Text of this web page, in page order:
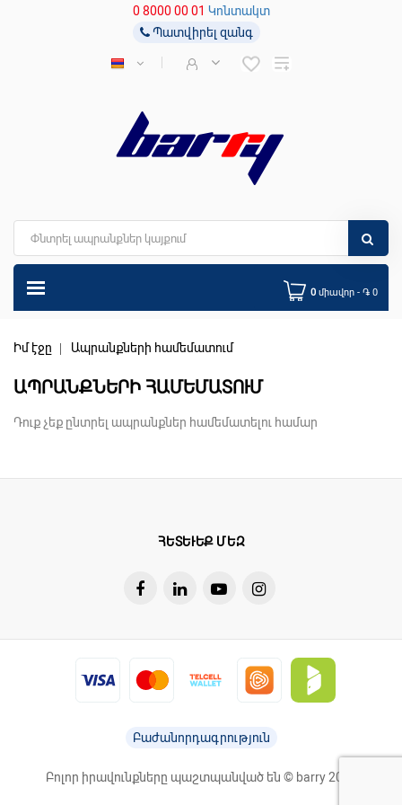
0 8000 00 01 Կոնտակտ
Պատվիրել զանգ
0 միավոր - ֏ 0
Իմ էջը Ապրանքների համեմատում
ԱՊՐԱՆՔՆԵՐԻ ՀԱՄԵՄԱՏՈՒՄ
Դուք չեք ընտրել ապրանքներ համեմատելու համար
ՀԵՏԵՒԵՔ ՄԵԶ
Բաժանորդագրություն
Բոլոր իրավունքները պաշտպանված են © barry 2026